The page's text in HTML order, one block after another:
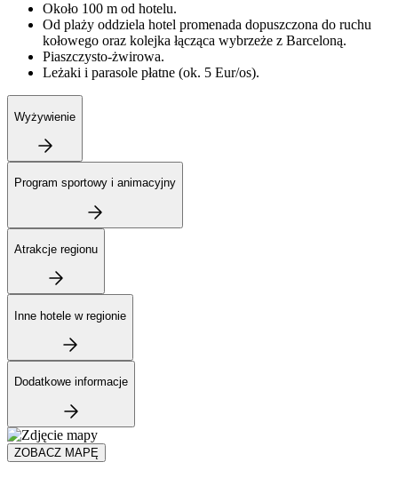
Około 100 m od hotelu.
Od plaży oddziela hotel promenada dopuszczona do ruchu
kołowego oraz kolejka łącząca wybrzeże z Barceloną.
Piaszczysto-żwirowa.
Leżaki i parasole płatne (ok. 5 Eur/os).
Wyżywienie
Program sportowy i animacyjny
Atrakcje regionu
Inne hotele w regionie
Dodatkowe informacje
ZOBACZ MAPĘ